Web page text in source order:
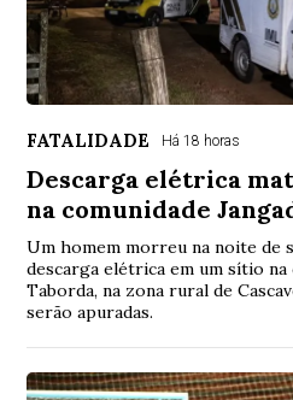
FATALIDADE Há 18 horas
Descarga elétrica
na comunidade
Um homem morreu na noite de
descarga elétrica em um sítio na
Taborda, na zona rural de
serão apuradas.